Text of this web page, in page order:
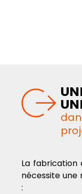
La fabrication
nécessite
: